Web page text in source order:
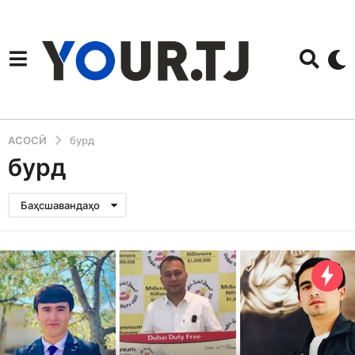
АСОСӢ бурд
бурд
Баҳсшавандаҳо